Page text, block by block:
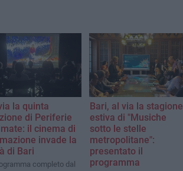
la quinta
di Periferie
il cinema di
invade la
di Bari
completo dal
Bari, al via la stagione
estiva di "Musiche
sotto le stelle
metropolitane":
presentato il
programma